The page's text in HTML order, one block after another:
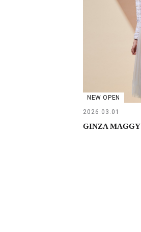
NEW OPEN
2026.03.01
GINZA MAGGY